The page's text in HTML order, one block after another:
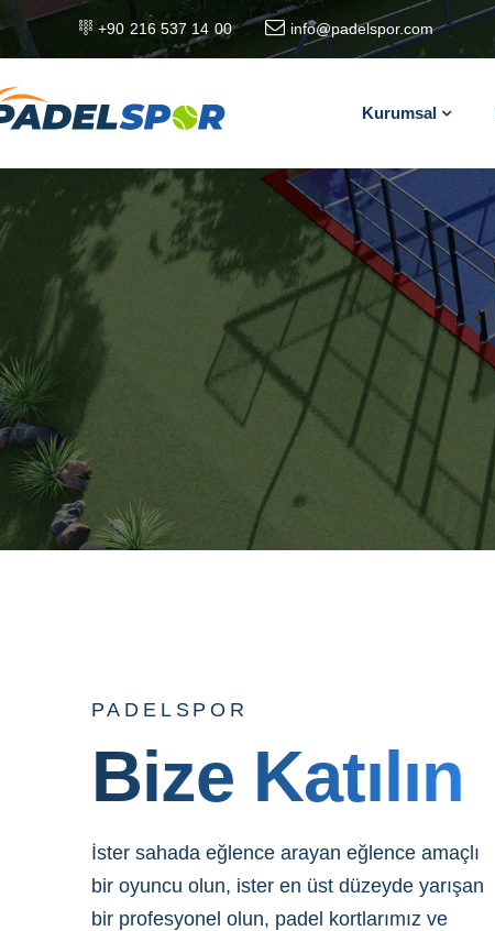
+90 216 537 14 00 info@padelspor.com
Kurumsal
PADELSPOR
Bize Katılın
İster sahada eğlence arayan eğlence amaçlı
bir oyuncu olun, ister en üst düzeyde yarışan
bir profesyonel olun, padel kortlarımız ve